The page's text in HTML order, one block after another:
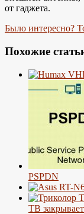
от гаджета.
Было интересно?
Похожие
PSPDN
ТВ